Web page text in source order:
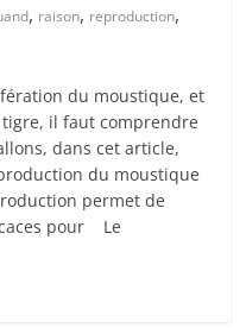
, raison, reproduction,
du moustique, et
il faut comprendre
dans cet article,
du moustique
permet de
pour Le